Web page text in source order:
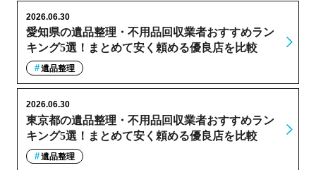
愛知県の遺品整理・不用品回収業者おすすめラン
キング5選！まとめて安く頼める優良店を比較
2026.06.30
遺品整理
東京都の遺品整理・不用品回収業者おすすめラン
キング5選！まとめて安く頼める優良店を比較
2026.06.30
遺品整理